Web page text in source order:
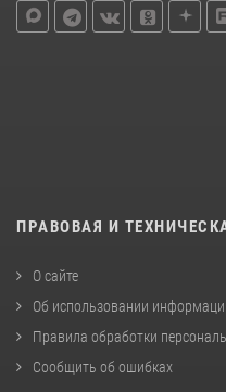
ПРАВОВАЯ И
О сайте
Об использовании
Правила обработки
Сообщить об ошибках